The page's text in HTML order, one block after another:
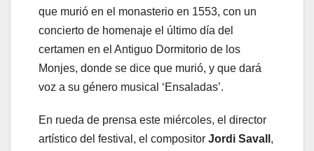
que murió en el monasterio en 1553, con un
concierto de homenaje el último día del
certamen en el Antiguo Dormitorio de los
Monjes, donde se dice que murió, y que dará
voz a su género musical ‘Ensaladas’.
En rueda de prensa este miércoles, el director
artístico del festival, el compositor Jordi Savall ,